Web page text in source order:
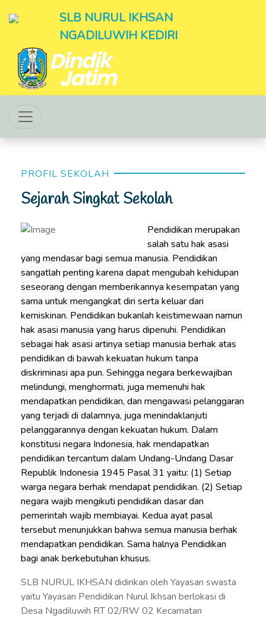
SLB NURUL IKHSAN
NGADILUWIH KEDIRI
PROFIL SEKOLAH
Sejarah Singkat Sekolah
Pendidikan merupakan
salah satu hak asasi
yang mendasar bagi semua manusia. Pendidikan
sangatlah penting karena dapat mengubah kehidupan
seseorang dengan memberikannya kesempatan yang
sama untuk mengangkat diri serta keluar dari
kemiskinan. Pendidikan bukanlah keistimewaan namun
hak asasi manusia yang harus dipenuhi. Pendidikan
sebagai hak asasi artinya setiap manusia berhak atas
pendidikan di bawah kekuatan hukum tanpa
diskriminasi apa pun. Sehingga negara berkewajiban
melindungi, menghormati, juga memenuhi hak
mendapatkan pendidikan, dan mengawasi pelanggaran
yang terjadi di dalamnya, juga menindaklanjuti
pelanggarannya dengan kekuatan hukum. Dalam
konstitusi negara Indonesia, hak mendapatkan
pendidikan tercantum dalam Undang-Undang Dasar
Republik Indonesia 1945 Pasal 31 yaitu: (1) Setiap
warga negara berhak mendapat pendidikan. (2) Setiap
negara wajib mengikuti pendidikan dasar dan
pemerintah wajib membiayai. Kedua ayat pasal
tersebut menunjukkan bahwa semua manusia berhak
mendapatkan pendidikan. Sama halnya Pendidikan
bagi anak berkebutuhan khusus.
SLB NURUL IKHSAN didirikan oleh Yayasan swasta
yaitu Yayasan Pendidikan Nurul Ikhsan berlokasi di
Desa Ngadiluwih RT 02/RW 02 Kecamatan